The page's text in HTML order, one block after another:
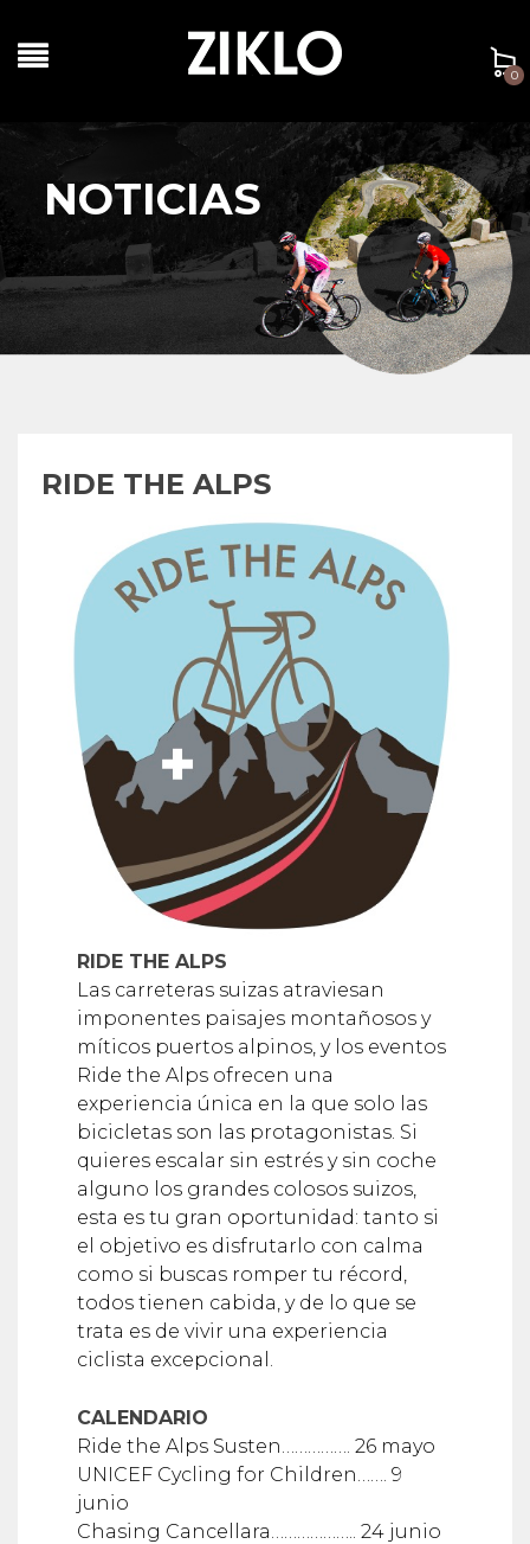
0
NOTICIAS
RIDE THE ALPS
RIDE THE ALPS
Las carreteras suizas atraviesan
imponentes paisajes montañosos y
míticos puertos alpinos, y los eventos
Ride the Alps ofrecen una
experiencia única en la que solo las
bicicletas son las protagonistas. Si
quieres escalar sin estrés y sin coche
alguno los grandes colosos suizos,
esta es tu gran oportunidad: tanto si
el objetivo es disfrutarlo con calma
como si buscas romper tu récord,
todos tienen cabida, y de lo que se
trata es de vivir una experiencia
ciclista excepcional.
CALENDARIO
Ride the Alps Susten……………. 26 mayo
UNICEF Cycling for Children……. 9
junio
Chasing Cancellara……………….. 24 junio